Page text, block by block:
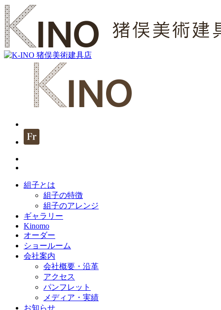
組子とは
組子の特徴
組子のアレンジ
ギャラリー
Kinomo
オーダー
ショールーム
会社案内
会社概要・沿革
アクセス
パンフレット
メディア・実績
お知らせ